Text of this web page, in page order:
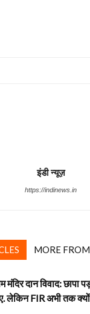
इंडी न्यूज़
https://indinews.in
MORE
मंदिर दान विवाद: छापा
लेकिन FIR अभी तक क्यों